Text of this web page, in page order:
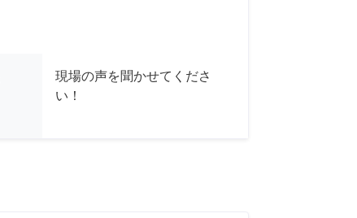
現場の声を聞かせてくださ
い！